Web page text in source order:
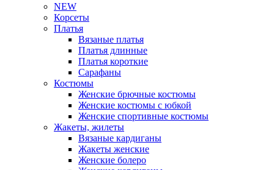
NEW
Корсеты
Платья
Вязаные платья
Платья длинные
Платья короткие
Сарафаны
Костюмы
Женские брючные костюмы
Женские костюмы с юбкой
Женские спортивные костюмы
Жакеты, жилеты
Вязаные кардиганы
Жакеты женские
Женские болеро